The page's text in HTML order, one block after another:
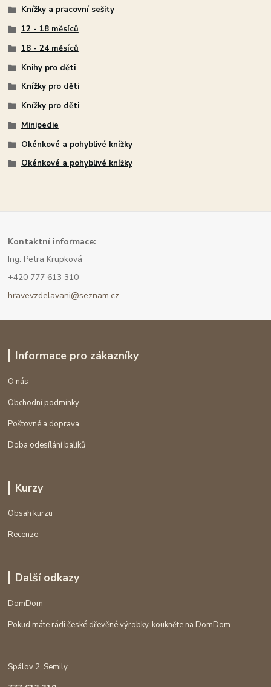
Knížky a pracovní sešity
12 - 18 měsíců
18 - 24 měsíců
Knihy pro děti
Knížky pro děti
Knížky pro děti
Minipedie
Okénkové a pohyblivé knížky
Okénkové a pohyblivé knížky
Kontaktní informace:
Ing. Petra Krupková
+420 777 613 310
hravevzdelavani@seznam.cz
Informace pro zákazníky
O nás
Obchodní podmínky
Poštovné a doprava
Doba odesílání balíků
Kurzy
Obsah kurzu
Recenze
Další odkazy
DomDom
Pokud máte rádi české dřevěné výrobky, koukněte na DomDom
Spálov 2, Semily